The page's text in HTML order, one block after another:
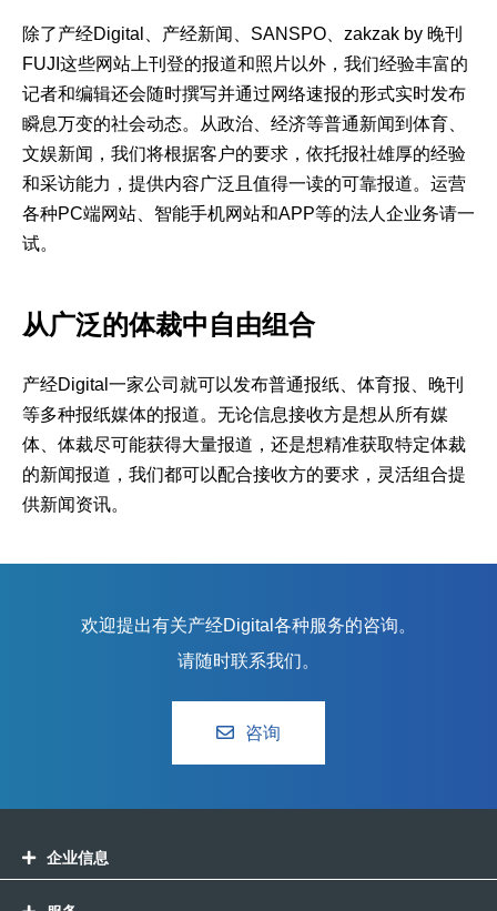
除了产经Digital、产经新闻、SANSPO、zakzak by 晚刊
FUJI这些网站上刊登的报道和照片以外，我们经验丰富的
记者和编辑还会随时撰写并通过网络速报的形式实时发布
瞬息万变的社会动态。从政治、经济等普通新闻到体育、
文娱新闻，我们将根据客户的要求，依托报社雄厚的经验
和采访能力，提供内容广泛且值得一读的可靠报道。运营
各种PC端网站、智能手机网站和APP等的法人企业务请一
试。
从广泛的体裁中自由组合
产经Digital一家公司就可以发布普通报纸、体育报、晚刊
等多种报纸媒体的报道。无论信息接收方是想从所有媒
体、体裁尽可能获得大量报道，还是想精准获取特定体裁
的新闻报道，我们都可以配合接收方的要求，灵活组合提
供新闻资讯。
欢迎提出有关产经Digital各种服务的咨询。
请随时联系我们。
咨询
企业信息